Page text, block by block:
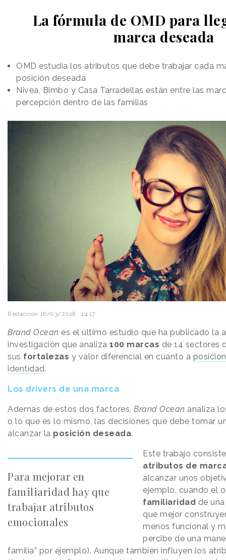
La fórmula de OMD para
marca deseada
OMD estudia los atributos que debe trabajar cada
posición deseada
Nivea, Bimbo y Casa Tarradellas están entre las
percepción dentro de las familias
Redacción 16/03/2018 · 14:17
Brand Ocean es el último estudio que ha publicado la
investigación que analiza 100 marcas de 14 sectores
sus fortalezas y valor diferencial en cuanto a
identidad.
Los drivers de una marca
Además de estos dos factores, Brand Ocean analiza
o lo que es lo mismo, las decisiones que debe tomar
alcanzar la posición deseada.
Para mejorar en
familiaridad hay que
trabajar atributos
emocionales
Este trabajo
atributos de
alcanzar unos
ejemplo, cuando el
familiaridad de
que mejor
menos funcional y
percibe de una
familia” por ejemplo). Aunque también influyen los